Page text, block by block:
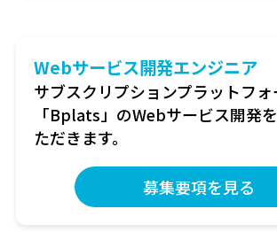
Webサービス開発エンジニア
サブスクリプションプラットフォ
「Bplats」のWebサービス開発
ただきます。
募集要項を見る